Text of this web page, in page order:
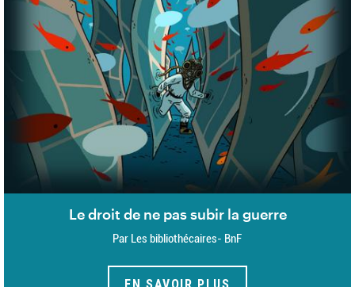
Le droit de ne pas subir la guerre
Par Les bibliothécaires- BnF